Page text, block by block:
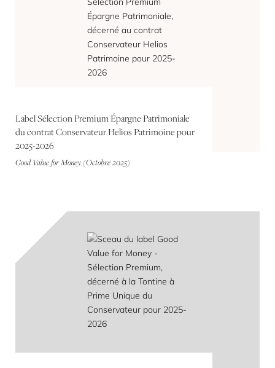
Label Sélection Premium Épargne Patrimoniale
du contrat Conservateur Helios Patrimoine pour
2025-2026
Good Value for Money (Octobre 2025)